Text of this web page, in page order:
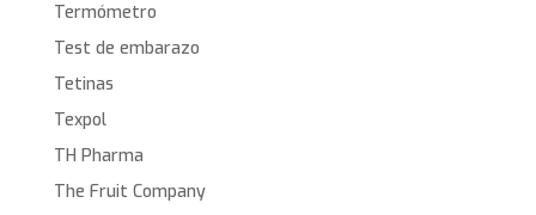
Termómetro
Test de embarazo
Tetinas
Texpol
TH Pharma
The Fruit Company